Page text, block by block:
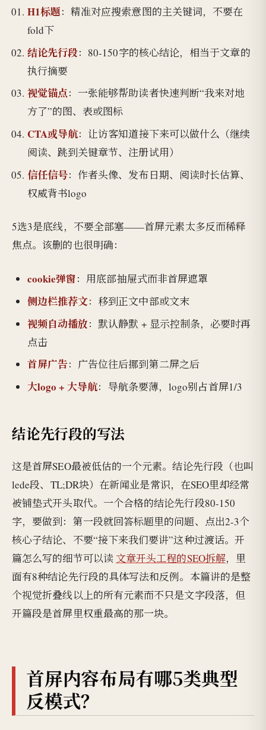
H1标题：精准对应搜索意图的主关键词，不要在
fold下
结论先行段：80-150字的核心结论，相当于文章的
执行摘要
视觉锚点：一张能够帮助读者快速判断“我来对地
方了”的图、表或图标
CTA或导航：让访客知道接下来可以做什么（继续
阅读、跳到关键章节、注册试用）
信任信号：作者头像、发布日期、阅读时长估算、
权威背书logo
5选3是底线，不要全部塞——首屏元素太多反而稀释
焦点。该删的也很明确：
cookie弹窗：用底部抽屉式而非首屏遮罩
侧边栏推荐文：移到正文中部或文末
视频自动播放：默认静默 + 显示控制条，必要时再
点击
首屏广告：广告位往后挪到第二屏之后
大logo + 大导航：导航条要薄，logo别占首屏1/3
结论先行段的写法
这是首屏SEO最被低估的一个元素。结论先行段（也叫
lede段、TL;DR块）在新闻业是常识，在SEO里却经常
被铺垫式开头取代。一个合格的结论先行段80-150
字，要做到：第一段就回答标题里的问题、点出2-3个
核心子结论、不要“接下来我们要讲”这种过渡话。开
篇怎么写的细节可以读 文章开头工程的SEO拆解，里
面有8种结论先行段的具体写法和反例。本篇讲的是整
个视觉折叠线以上的所有元素而不只是文字段落，但
开篇段是首屏里权重最高的那一块。
首屏内容布局有哪5类典型
反模式？